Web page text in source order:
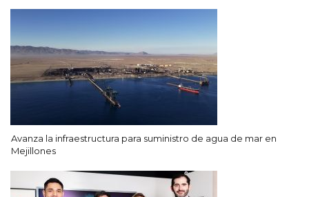
Avanza la infraestructura para suministro de agua de mar en
Mejillones